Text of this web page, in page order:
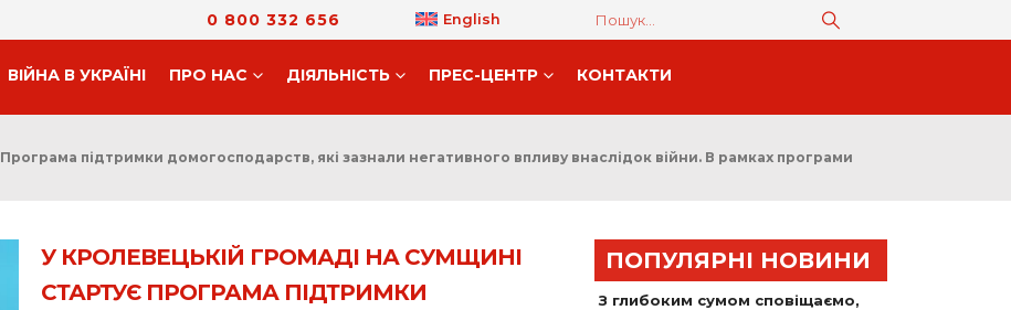
0 800 332 656 English
ВІЙНА В УКРАЇНІ ПРО НАС ДIЯЛЬНIСТЬ ПРЕС-ЦЕНТР КОНТАКТИ
підтримки домогосподарств, які зазнали негативного впливу внаслідок війни. В рамках програми
У КРОЛЕВЕЦЬКІЙ ГРОМАДІ НА СУМЩИНІ
СТАРТУЄ ПРОГРАМА ПІДТРИМКИ
ПОПУЛЯРНІ НОВИНИ
З глибоким сумом сповіщаємо,